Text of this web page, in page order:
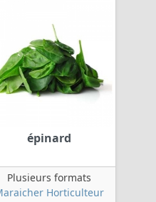
épinard
Plusieurs formats
Horticulteur